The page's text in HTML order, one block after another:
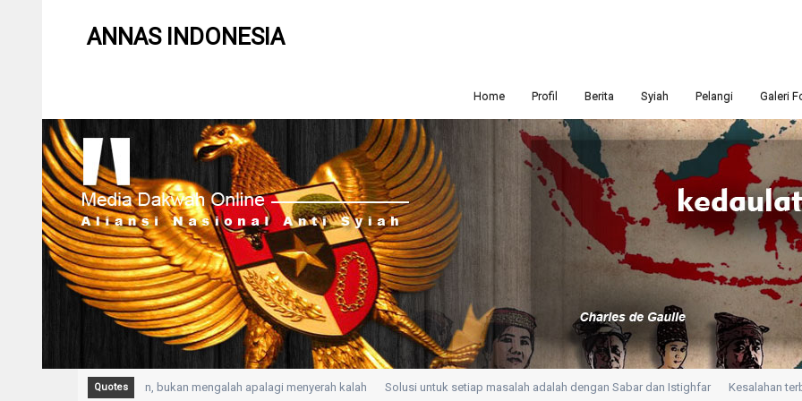
ANNAS INDONESIA
Home Profil Berita Syiah Pelangi Galeri
Quotes
adalah Kepasrahan, bukan mengalah apalagi menyerah kalah Solusi untuk setiap masalah adalah dengan Sabar dan Istighfar Kesalahan